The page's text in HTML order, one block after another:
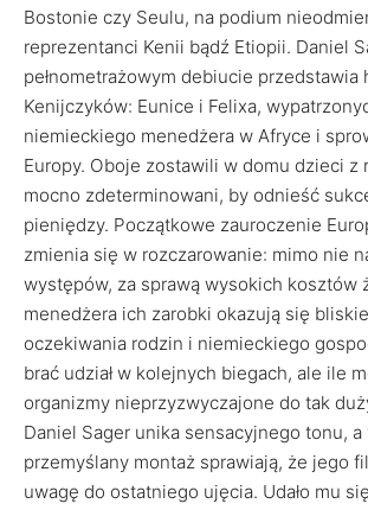
Bostonie czy Seulu, na podium
reprezentanci Kenii bądź Etiopii. Daniel
pełnometrażowym debiucie
Kenijczyków: Eunice i Felixa,
niemieckiego menedżera w Afryce i
Europy. Oboje zostawili w domu dzieci z
mocno zdeterminowani, by odnieść
pieniędzy. Początkowe zauroczenie
zmienia się w rozczarowanie: mimo nie
występów, za sprawą wysokich kosztów
menedżera ich zarobki okazują się
oczekiwania rodzin i niemieckiego
brać udział w kolejnych biegach, ale ile
organizmy nieprzyzwyczajone do tak
Daniel Sager unika sensacyjnego tonu,
przemyślany montaż sprawiają, że jego
uwagę do ostatniego ujęcia. Udało mu